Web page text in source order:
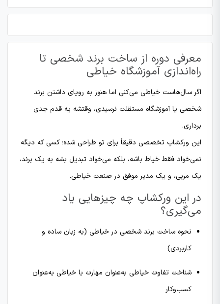
معرفی دوره از ساخت برند شخصی تا
راه‌اندازی آموزشگاه خیاطی
اگر سال‌هاست خیاطی می‌کنی اما هنوز به رویای داشتن برند
شخصی یا آموزشگاه مستقلت نرسیدی، وقتشه یه قدم جدی
برداری.
این ورکشاپ تخصصی دقیقاً برای تو طراحی شده؛ کسی که دیگه
نمی‌خواد فقط خیاط باشه، بلکه می‌خواد تبدیل بشه به یک برند،
یک مربی، و یک مدیر موفق در صنعت خیاطی.
در این ورکشاپ چه چیزهایی یاد
می‌گیری؟
نحوه ساخت برند شخصی در خیاطی (به زبان ساده و
کاربردی)
شناخت تفاوت خیاطی به‌عنوان مهارت با خیاطی به‌عنوان
کسب‌وکار